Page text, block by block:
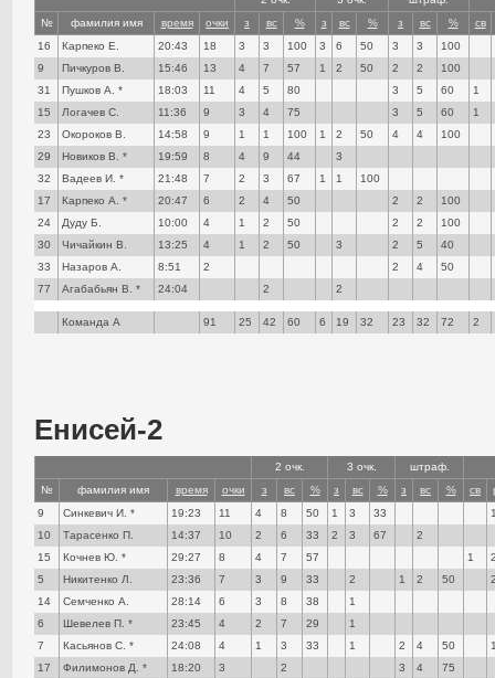
№
фамилия имя время очки з вс % з вс % з вс %
св
16
Карпеко Е. 20:43 18 3 3 100 3 6 50 3 3
100
9
Пичкуров В. 15:46 13 4 7 57 1 2 50 2 2
100
31
Пушков А. * 18:03 11 4 5 80 3 5 60
1
15
Логачев С. 11:36 9 3 4 75 3 5 60
1
23
Окороков В. 14:58 9 1 1 100 1 2 50 4 4
100
29
Новиков В. * 19:59 8 4 9 44
3
32
Вадеев И. * 21:48 7 2 3 67 1 1
100
17
Карпеко А. * 20:47 6 2 4 50 2 2
100
24
Дуду Б. 10:00 4 1 2 50 2 2
100
30
Чичайкин В. 13:25 4 1 2 50 3 2 5
40
33
Назаров А. 8:51 2 2 4
50
77
Агабабьян В. * 24:04 2 2
Команда А 91 25 42 60 6 19 32 23 32 72 2
Енисей-2
2 очк. 3 очк.
штраф.
№
фамилия имя время очки з вс % з вс % з вс % св
9
Синкевич И. * 19:23 11 4 8 50 1 3 33
10
Тарасенко П. 14:37 10 2 6 33 2 3 67
2
15
Кочнев Ю. * 29:27 8 4 7 57 1
5
Никитенко Л. 23:36 7 3 9 33 2 1 2 50
14
Семченко А. 28:14 6 3 8 38
1
6
Шевелев П. * 23:45 4 2 7 29
1
7
Касьянов С. * 24:08 4 1 3 33 1 2 4 50
17
Филимонов Д. * 18:20 3 2 3 4
75